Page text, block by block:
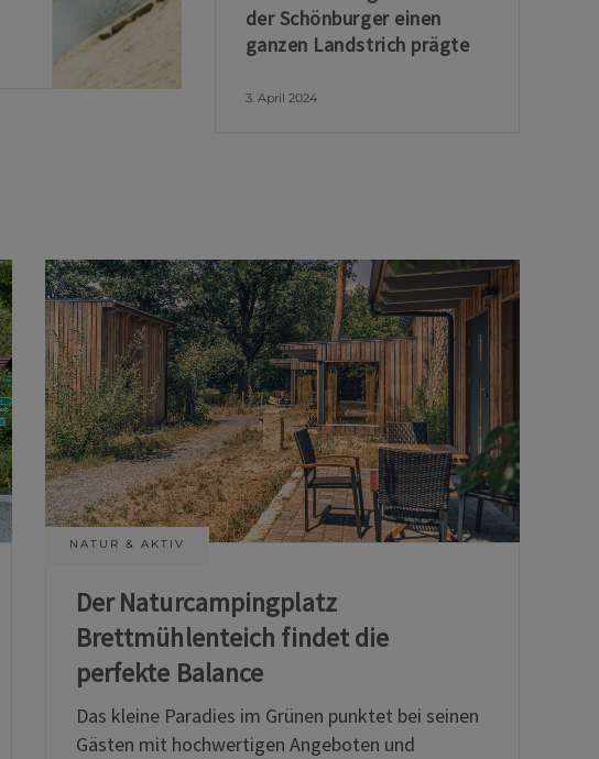
der Schönburger einen
ganzen Landstrich prägte
3. April 2024
NATUR & AKTIV
Der Naturcampingplatz
Brettmühlenteich findet die
perfekte Balance
Das kleine Paradies im Grünen punktet bei seinen
Gästen mit hochwertigen Angeboten und